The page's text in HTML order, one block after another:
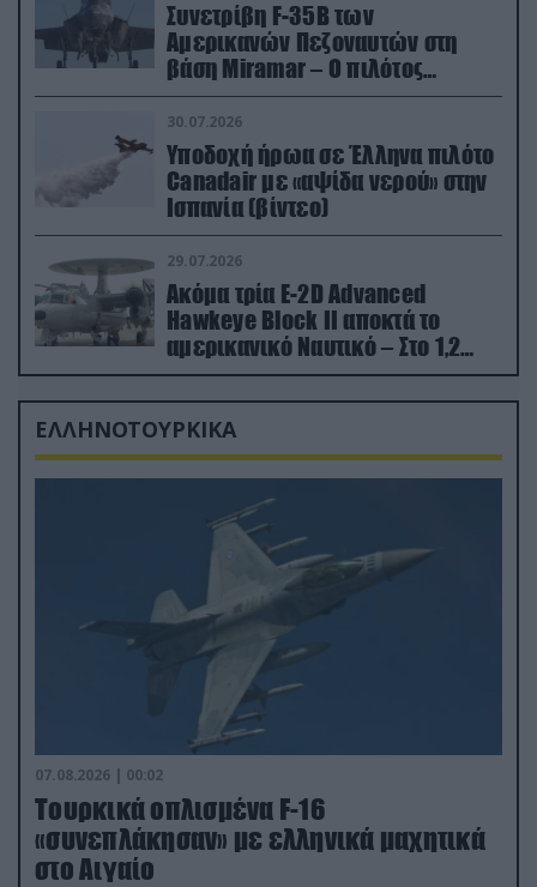
Συνετρίβη F-35B των
Αμερικανών Πεζοναυτών στη
βάση Miramar – Ο πιλότος
εκτινάχθηκε εγκαίρως
30.07.2026
Υποδοχή ήρωα σε Έλληνα πιλότο
Canadair με «αψίδα νερού» στην
Ισπανία (βίντεο)
29.07.2026
Ακόμα τρία E-2D Advanced
Hawkeye Block II αποκτά το
αμερικανικό Ναυτικό – Στο 1,2
δισ.δολάρια το κόστος
ΕΛΛΗΝΟΤΟΥΡΚΙΚΑ
07.08.2026 | 00:02
Τουρκικά οπλισμένα F-16
«συνεπλάκησαν» με ελληνικά μαχητικά
στο Αιγαίο